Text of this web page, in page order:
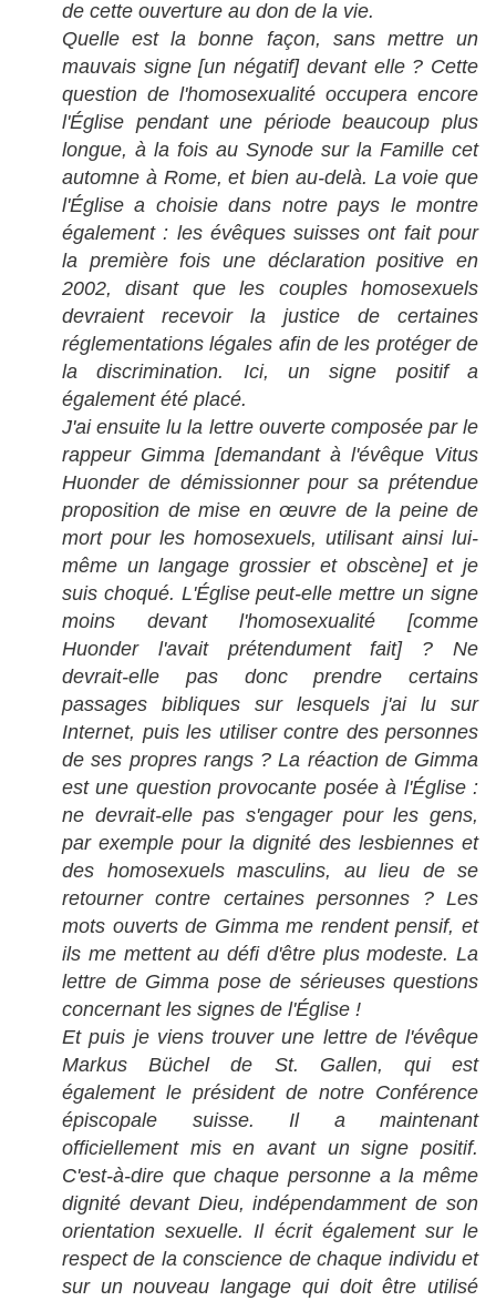
de cette ouverture au don de la vie.
Quelle est la bonne façon, sans mettre un
mauvais signe [un négatif] devant elle ? Cette
question de l'homosexualité occupera encore
l'Église pendant une période beaucoup plus
longue, à la fois au Synode sur la Famille cet
automne à Rome, et bien au-delà. La voie que
l'Église a choisie dans notre pays le montre
également : les évêques suisses ont fait pour
la première fois une déclaration positive en
2002, disant que les couples homosexuels
devraient recevoir la justice de certaines
réglementations légales afin de les protéger de
la discrimination. Ici, un signe positif a
également été placé.
J'ai ensuite lu la lettre ouverte composée par le
rappeur Gimma [demandant à l'évêque Vitus
Huonder de démissionner pour sa prétendue
proposition de mise en œuvre de la peine de
mort pour les homosexuels, utilisant ainsi lui-
même un langage grossier et obscène] et je
suis choqué. L'Église peut-elle mettre un signe
moins devant l'homosexualité [comme
Huonder l'avait prétendument fait] ? Ne
devrait-elle pas donc prendre certains
passages bibliques sur lesquels j'ai lu sur
Internet, puis les utiliser contre des personnes
de ses propres rangs ? La réaction de Gimma
est une question provocante posée à l'Église :
ne devrait-elle pas s'engager pour les gens,
par exemple pour la dignité des lesbiennes et
des homosexuels masculins, au lieu de se
retourner contre certaines personnes ? Les
mots ouverts de Gimma me rendent pensif, et
ils me mettent au défi d'être plus modeste. La
lettre de Gimma pose de sérieuses questions
concernant les signes de l'Église !
Et puis je viens trouver une lettre de l'évêque
Markus Büchel de St. Gallen, qui est
également le président de notre Conférence
épiscopale suisse. Il a maintenant
officiellement mis en avant un signe positif.
C'est-à-dire que chaque personne a la même
dignité devant Dieu, indépendamment de son
orientation sexuelle. Il écrit également sur le
respect de la conscience de chaque individu et
sur un nouveau langage qui doit être utilisé